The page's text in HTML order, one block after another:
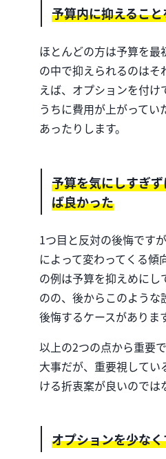
予算内に抑えるこ
ほとんどの方は予算を最
の中で抑えられるのはそ
えば、オプションを付け
うちに費用が上がってい
あったりします。
予算を気にしすぎ
ば良かった
1つ目と反対の後悔です
によって変わってくる傾
の例は予算を抑えめにし
のの、後からこのような
後悔するケースがありま
以上の2つの点から重要
大事だが、重要視してい
ける折衷案が良いのでは
オプションを少な